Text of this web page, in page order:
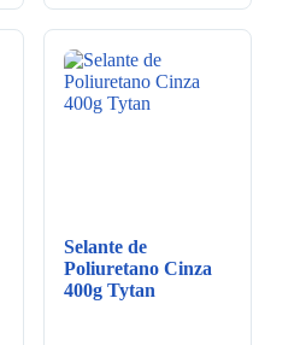
Selante de
Poliuretano Cinza
400g Tytan